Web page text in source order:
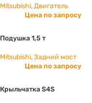
Mitsubishi,Двигатель
Цена по запросу
Подушка 1,5 т
Mitsubishi,Задний мост
Цена по запросу
Крыльчатка S4S